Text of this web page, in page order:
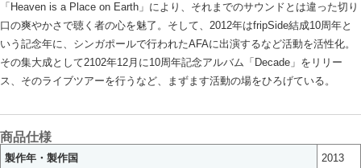
「Heaven is a Place on Earth」により、それまでのサウンドとは違った切り
口の爽やかさで聴く者の心を魅了。そして、2012年はfripSide結成10周年と
いう記念年に、シンガポールで行われたAFAに出演するなど活動を活性化。
その集大成として2102年12月に10周年記念アルバム「Decade」をリリー
ス、そのライブツアーを行うなど、まずます活動の場をひろげている。
商品仕様
製作年・製作国 2013